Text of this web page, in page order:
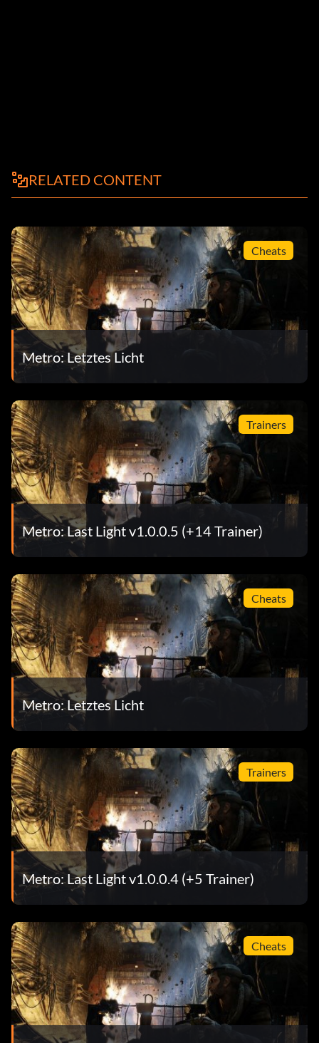
RELATED CONTENT
Cheats
Metro: Letztes Licht
Trainers
Metro: Last Light v1.0.0.5 (+14 Trainer)
Cheats
Metro: Letztes Licht
Trainers
Metro: Last Light v1.0.0.4 (+5 Trainer)
Cheats